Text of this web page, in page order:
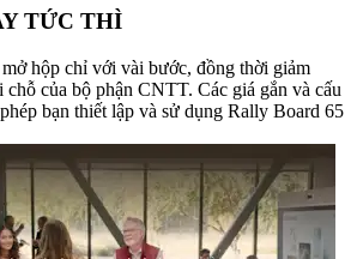
TỨC THÌ
hộp chỉ với vài bước, đồng thời giảm
chỗ của bộ phận CNTT. Các giá gắn và cấu
bạn thiết lập và sử dụng Rally Board 65